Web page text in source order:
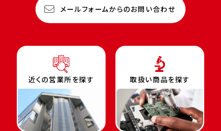
メールフォームからのお問い合わせ
近くの営業所を探す 取扱い商品を探す